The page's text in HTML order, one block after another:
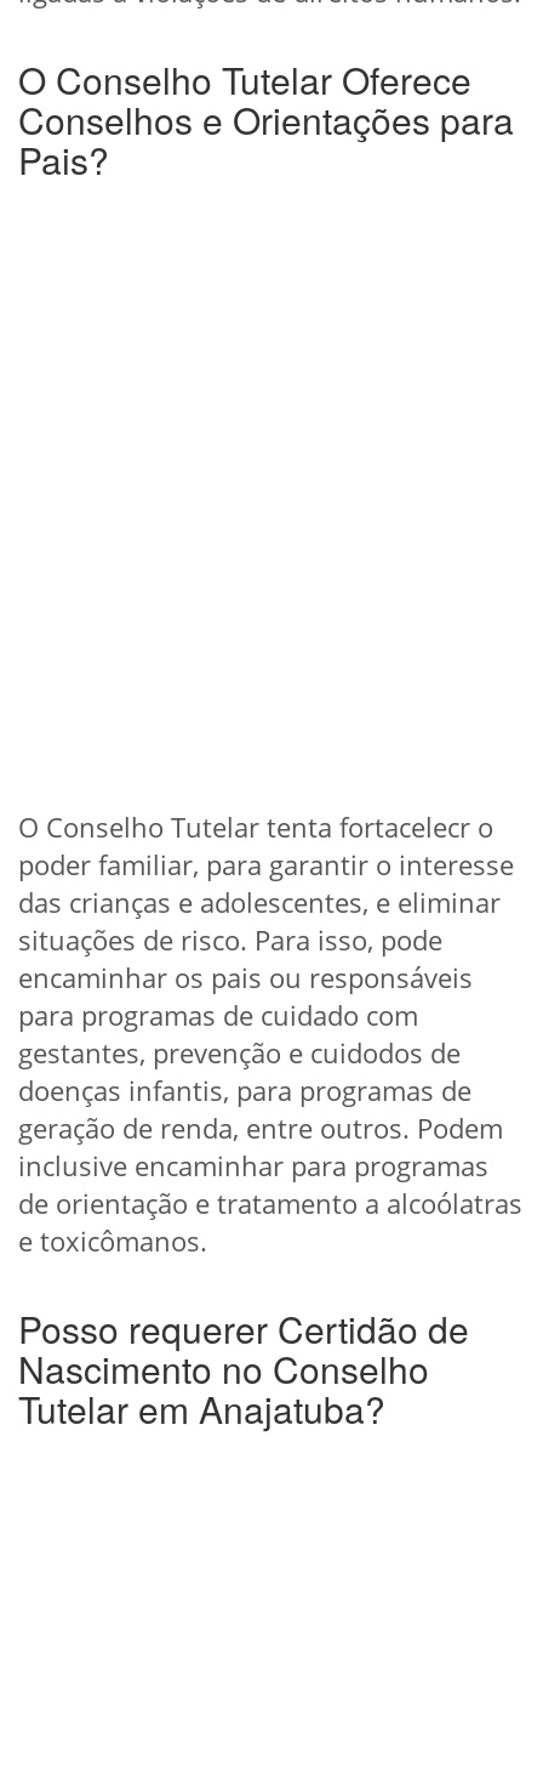
O Conselho Tutelar Oferece
Conselhos e Orientações para
Pais?
O Conselho Tutelar tenta fortacelecr o
poder familiar, para garantir o interesse
das crianças e adolescentes, e eliminar
situações de risco. Para isso, pode
encaminhar os pais ou responsáveis
para programas de cuidado com
gestantes, prevenção e cuidodos de
doenças infantis, para programas de
geração de renda, entre outros. Podem
inclusive encaminhar para programas
de orientação e tratamento a alcoólatras
e toxicômanos.
Posso requerer Certidão de
Nascimento no Conselho
Tutelar em Anajatuba?